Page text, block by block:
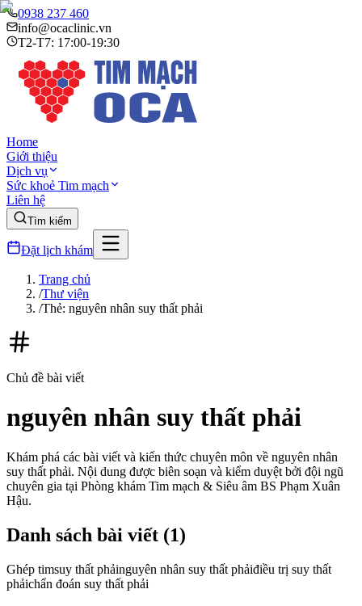
0938 237 460
info@ocaclinic.vn
T2-T7: 17:00-19:30
Home
Giới thiệu
Dịch vụ
Sức khoẻ Tim mạch
Liên hệ
Tìm kiếm
Đặt lịch khám
Trang chủ
/Thư viện
/Thẻ: nguyên nhân suy thất phải
Chủ đề bài viết
nguyên nhân suy thất phải
Khám phá các bài viết và kiến thức chuyên môn về nguyên nhân
suy thất phải. Nội dung được biên soạn và kiểm duyệt bởi đội ngũ
chuyên gia tại Phòng khám Tim mạch & Siêu âm BS Phạm Xuân
Hậu.
Danh sách bài viết (1)
Ghép timsuy thất phảinguyên nhân suy thất phảiđiều trị suy thất
phảichẩn đoán suy thất phải